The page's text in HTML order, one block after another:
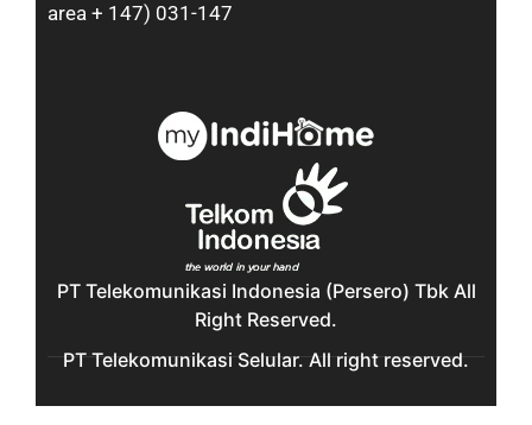
area + 147) 031-147
PT Telekomunikasi Indonesia (Persero) Tbk All
Right Reserved.
PT Telekomunikasi Selular. All right reserved.